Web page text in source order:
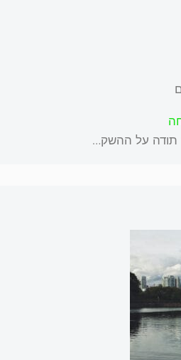
תודה על ההשק…